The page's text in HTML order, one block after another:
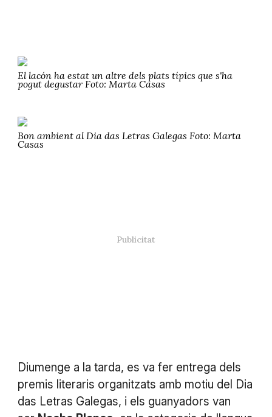
El lacón ha estat un altre dels plats típics que s'ha
pogut degustar Foto: Marta Casas
Bon ambient al Dia das Letras Galegas Foto: Marta
Casas
Diumenge a la tarda, es va fer entrega dels
premis literaris organitzats amb motiu del Dia
das Letras Galegas, i els guanyadors van